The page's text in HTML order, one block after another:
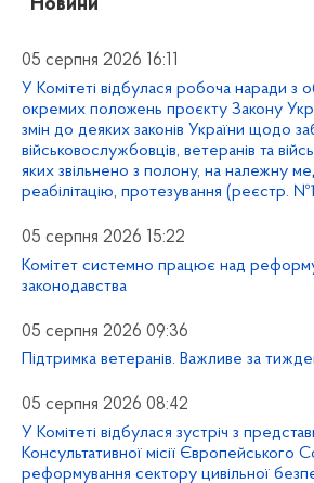
“Новини”
05 серпня 2026 16:11
У Комітеті відбулася робоча наради з
окремих положень проєкту Закону
змін до деяких законів України щодо
військовослужбовців, ветеранів та
яких звільнено з полону, на належну
реабілітацію, протезування (реєстр.
05 серпня 2026 15:22
Комітет системно працює над
законодавства
05 серпня 2026 09:36
Підтримка ветеранів. Важливе за
05 серпня 2026 08:42
У Комітеті відбулася зустріч з
Консультативної місії Європейського
реформування сектору цивільної